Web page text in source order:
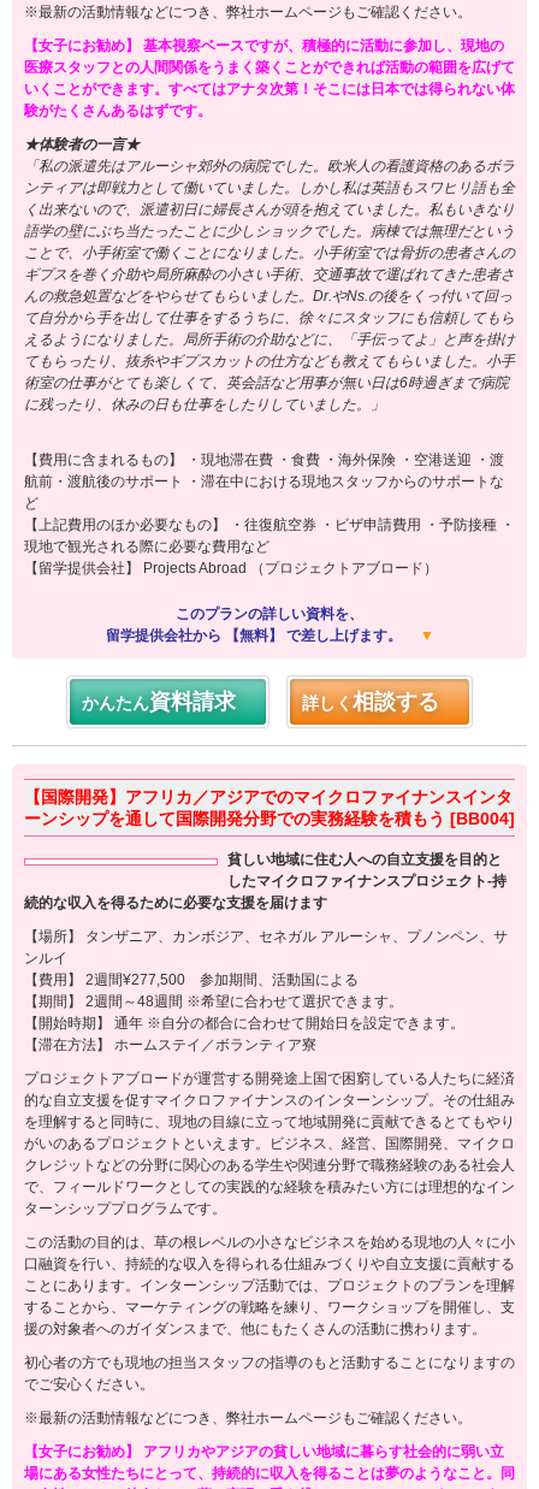
※最新の活動情報などにつき、弊社ホームページもご確認ください。
【女子にお勧め】 基本視察ベースですが、積極的に活動に参加し、現地の
医療スタッフとの人間関係をうまく築くことができれば活動の範囲を広げて
いくことができます。すべてはアナタ次第！そこには日本では得られない体
験がたくさんあるはずです。
★体験者の一言★
「私の派遣先はアルーシャ郊外の病院でした。欧米人の看護資格のあるボラ
ンティアは即戦力として働いていました。しかし私は英語もスワヒリ語も全
く出来ないので、派遣初日に婦長さんが頭を抱えていました。私もいきなり
語学の壁にぶち当たったことに少しショックでした。病棟では無理だという
ことで、小手術室で働くことになりました。小手術室では骨折の患者さんの
ギプスを巻く介助や局所麻酔の小さい手術、交通事故で運ばれてきた患者さ
んの救急処置などをやらせてもらいました。Dr.やNs.の後をくっ付いて回っ
て自分から手を出して仕事をするうちに、徐々にスタッフにも信頼してもら
えるようになりました。局所手術の介助などに、「手伝ってよ」と声を掛け
てもらったり、抜糸やギプスカットの仕方なども教えてもらいました。小手
術室の仕事がとても楽しくて、英会話など用事が無い日は6時過ぎまで病院
に残ったり、休みの日も仕事をしたりしていました。」
【費用に含まれるもの】 ・現地滞在費 ・食費 ・海外保険 ・空港送迎 ・渡
航前・渡航後のサポート ・滞在中における現地スタッフからのサポートな
ど
【上記費用のほか必要なもの】 ・往復航空券 ・ビザ申請費用 ・予防接種 ・
現地で観光される際に必要な費用など
【留学提供会社】 Projects Abroad （プロジェクトアブロード）
このプランの詳しい資料を、
留学提供会社から 【無料】 で差し上げます。
▼
かんたん資料請求 詳しく相談する
【国際開発】アフリカ／アジアでのマイクロファイナンスインタ
ーンシップを通して国際開発分野での実務経験を積もう [BB004]
貧しい地域に住む人への自立支援を目的と
したマイクロファイナンスプロジェクト-持
続的な収入を得るために必要な支援を届けます
【場所】 タンザニア、カンボジア、セネガル アルーシャ、プノンペン、サ
ンルイ
【費用】 2週間¥277,500 参加期間、活動国による
【期間】 2週間～48週間 ※希望に合わせて選択できます。
【開始時期】 通年 ※自分の都合に合わせて開始日を設定できます。
【滞在方法】 ホームステイ／ボランティア寮
プロジェクトアブロードが運営する開発途上国で困窮している人たちに経済
的な自立支援を促すマイクロファイナンスのインターンシップ。その仕組み
を理解すると同時に、現地の目線に立って地域開発に貢献できるとてもやり
がいのあるプロジェクトといえます。ビジネス、経営、国際開発、マイクロ
クレジットなどの分野に関心のある学生や関連分野で職務経験のある社会人
で、フィールドワークとしての実践的な経験を積みたい方には理想的なイン
ターンシッププログラムです。
この活動の目的は、草の根レベルの小さなビジネスを始める現地の人々に小
口融資を行い、持続的な収入を得られる仕組みづくりや自立支援に貢献する
ことにあります。インターンシップ活動では、プロジェクトのプランを理解
することから、マーケティングの戦略を練り、ワークショップを開催し、支
援の対象者へのガイダンスまで、他にもたくさんの活動に携わります。
初心者の方でも現地の担当スタッフの指導のもと活動することになりますの
でご安心ください。
※最新の活動情報などにつき、弊社ホームページもご確認ください。
【女子にお勧め】 アフリカやアジアの貧しい地域に暮らす社会的に弱い立
場にある女性たちにとって、持続的に収入を得ることは夢のようなこと。同